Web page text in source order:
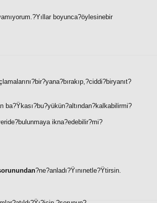
boyunca?öylesinebir
ba?Ÿkası?bu?yükün?altından?kalkabilirmi?
ikna?edebilir?mi?
?ne?anladı?Ÿınınetle?Ÿtirsin.